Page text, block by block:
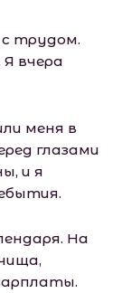
трудом.
Я вчера
меня в
глазами
и я
На